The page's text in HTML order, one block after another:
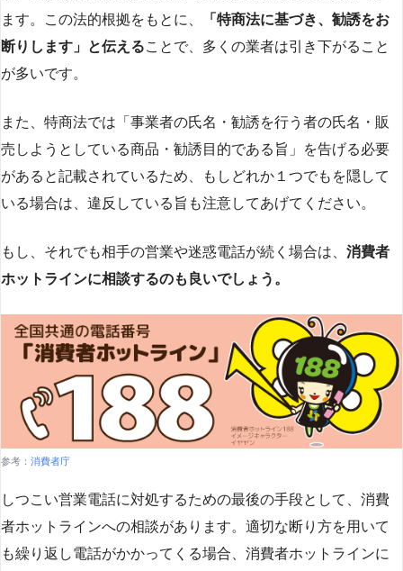
ます。この法的根拠をもとに、
「特商法に基づき、勧誘をお
断りします」と伝えることで、多くの業者は引き下がること
が多いです​​。
また、特商法では「事業者の氏名・勧誘を行う者の氏名・販
売しようとしている商品・勧誘目的である旨」を告げる必要
があると記載されているため、もしどれか１つでもを隠して
いる場合は、違反している旨も注意してあげてください。
もし、それでも相手の営業や迷惑電話が続く場合は、 消費者
ホットラインに相談するのも良いでしょう。
参考： 消費者庁
しつこい営業電話に対処するための最後の手段として、消費
者ホットラインへの相談があります。適切な断り方を用いて
も繰り返し電話がかかってくる場合、消費者ホットラインに